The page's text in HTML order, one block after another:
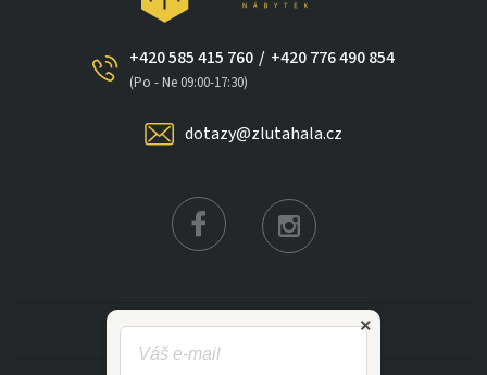
+420 585 415 760
(Po - Ne 09:00-17:30)
/ +420 776 490 854
dotazy@zlutahala.cz
KATEGORIE ×